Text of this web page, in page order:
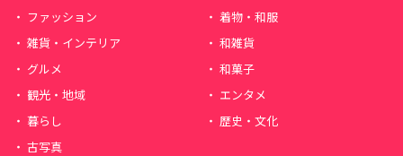
ファッション
着物・和服
雑貨・インテリア
和雑貨
グルメ
和菓子
観光・地域
エンタメ
暮らし
歴史・文化
古写真